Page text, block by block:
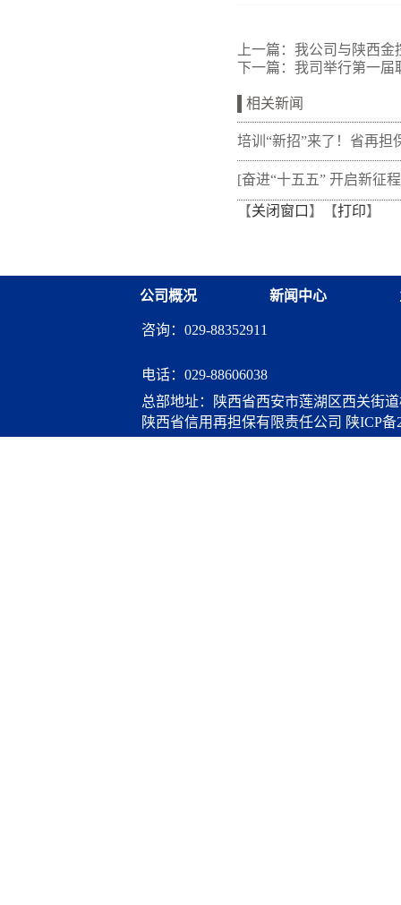
上一篇： 我公司与陕西金
下一篇： 我司举行第一届
相关新闻
培训“新招”来了！省再担
新"以审代训"， 让政策学
从"听"变"练"
[奋进“十五五” 开启新征
融资担保体系这样做](十
【关闭窗口 】【打印】
公司概况 新闻中心
咨询：029-88352911
电话： 029-88606038
陕西省信用再担保有限责任公司 陕ICP备
总部地址：陕西省西安市莲湖区西关街